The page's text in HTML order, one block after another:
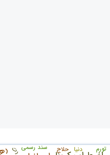
سند رسمی حلاج دنیا رت تورم